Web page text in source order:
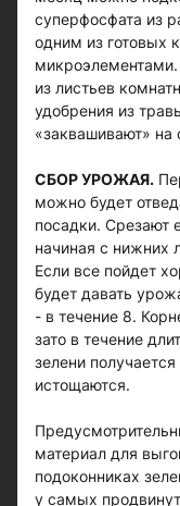
суперфосфата из
одним из готовых
из листьев
удобрения из
«заквашивают» на
СБОР УРОЖАЯ.
можно будет
посадки. Срезают
начиная с нижних
Если все пойдет
будет давать
- в течение 8.
зато в течение
зелени
истощаются.
материал для
подоконниках
у самых